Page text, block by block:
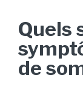
Quels
de